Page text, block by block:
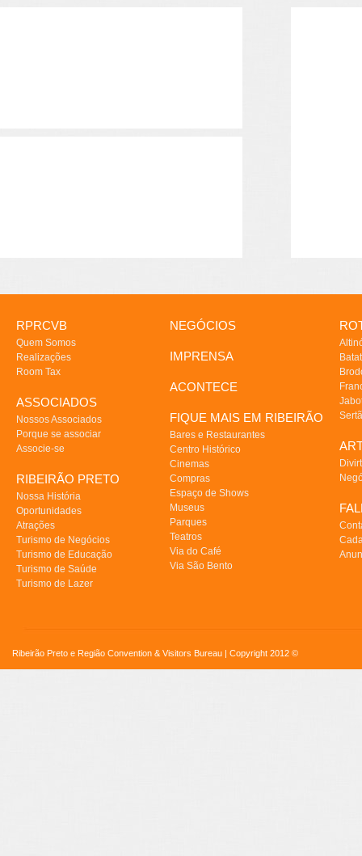
RPRCVB
Quem Somos
Realizações
Room Tax
ASSOCIADOS
Nossos Associados
Porque se associar
Associe-se
RIBEIRÃO PRETO
Nossa História
Oportunidades
Atrações
Turismo de Negócios
Turismo de Educação
Turismo de Saúde
Turismo de Lazer
NEGÓCIOS
IMPRENSA
ACONTECE
FIQUE MAIS EM RIBEIRÃO
Bares e Restaurantes
Centro Histórico
Cinemas
Compras
Espaço de Shows
Museus
Parques
Teatros
Via do Café
Via São Bento
Ribeirão Preto e Região Convention & Visitors Bureau | Copyright 2012 ©